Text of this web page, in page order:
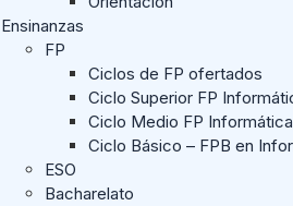
Ensinanzas
FP
Ciclos de FP ofertados
Ciclo Superior FP
Ciclo Medio FP
Ciclo Básico – FPB en
ESO
Bacharelato